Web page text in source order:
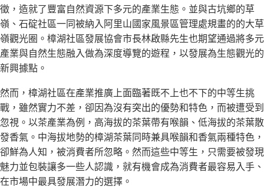
徵，造就了豐富自然資源下多元的產業生態。並與古坑鄉的草
嶺、石碇社區一同被納入阿里山國家風景區管理處規畫的的大草
嶺觀光圈。樟湖社區發展協會市長林啟縣先生也期望通過將多元
產業與自然生態融入做為深度導覽的遊程，以發展為生態觀光的
新興據點。
然而，樟湖社區在產業推廣上面臨著既不上也不下的中等生挑
戰，雖然實力不差，卻因為沒有突出的優勢和特色，而被遭受到
忽視。以茶產業為例，高海拔的茶葉帶有喉韻、低海拔的茶葉散
發香氣。中海拔地勢的樟湖茶葉同時兼具喉韻和香氣兩種特色，
卻鮮為人知，被消費者所忽略。然而這些中等生，只需要被發現
魅力並包裝讓多一些人認識，就有機會成為消費者最容易入手、
在市場中最具發展潛力的選擇。